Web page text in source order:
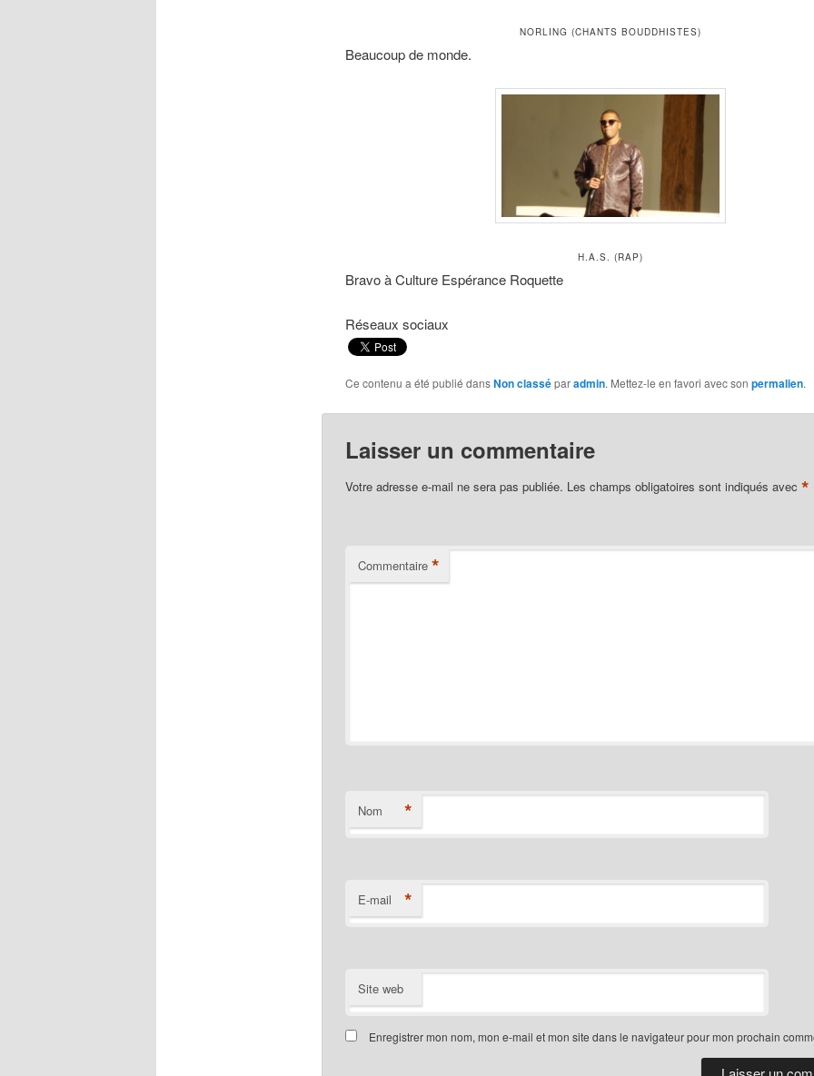
NORLING (CHANTS BOUDDHISTES)
Beaucoup de monde.
H.A.S. (RAP)
Bravo à Culture Espérance Roquette
Réseaux sociaux
Ce contenu a été publié dansNon classéparadmin. Mettez-le en favori avec son permalien.
Laisser un commentaire
Votre adresse e-mail ne sera pas publiée. Les champs obligatoires sont indiqués avec *
Commentaire *
Nom *
E-mail *
Site web
Enregistrer mon nom, mon e-mail et mon site dans le navigateur pour mon prochain